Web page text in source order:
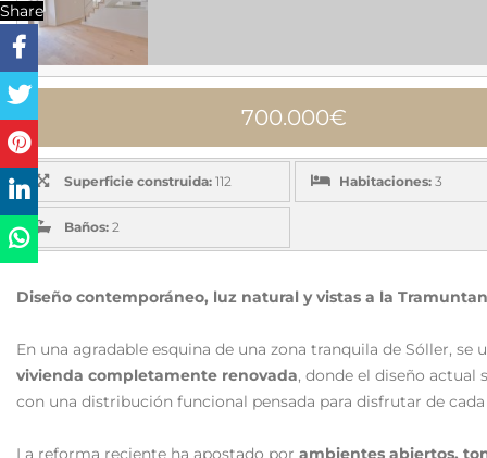
700.000€
Superficie construida: 112 Habitaciones:3
Baños: 2
Diseño contemporáneo, luz natural y vistas a la
En una agradable esquina de una zona tranquila de Sóller, se
vivienda completamente renovada, donde el diseño actual
con una distribución funcional pensada para disfrutar de cada
La reforma reciente ha apostado por ambientes abiertos,
Share